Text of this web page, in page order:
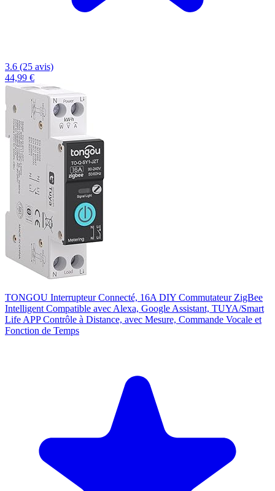
3.6 (25 avis)
44,99 €
TONGOU Interrupteur Connecté, 16A DIY Commutateur ZigBee
Intelligent Compatible avec Alexa, Google Assistant, TUYA/Smart
Life APP Contrôle à Distance, avec Mesure, Commande Vocale et
Fonction de Temps